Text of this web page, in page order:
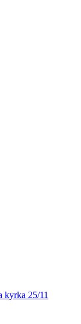
kyrka 25/11